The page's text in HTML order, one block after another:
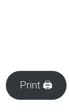
Print 🖨